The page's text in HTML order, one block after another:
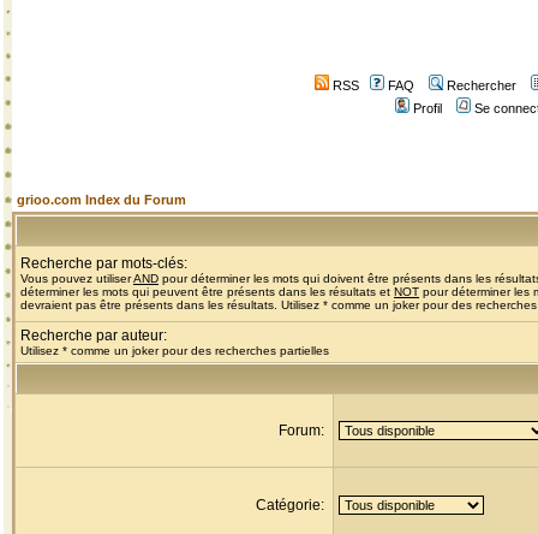
RSS FAQ
Rechercher
Profil
Se
grioo.com Index du Forum
Recherche par mots-clés:
Vous pouvez utiliserAND pour déterminer les mots qui doivent être présents dans les
déterminer les mots qui peuvent être présents dans les résultats et NOT pour déterminer les
devraient pas être présents dans les résultats. Utilisez * comme un joker pour des
Recherche par auteur:
Utilisez * comme un joker pour des recherches partielles
Forum:
Catégorie: